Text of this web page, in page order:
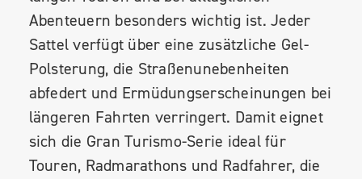
Abenteuern besonders wichtig ist. Jeder
Sattel verfügt über eine zusätzliche Gel-
Polsterung, die Straßenunebenheiten
abfedert und Ermüdungserscheinungen bei
längeren Fahrten verringert. Damit eignet
sich die Gran Turismo-Serie ideal für
Touren, Radmarathons und Radfahrer, die